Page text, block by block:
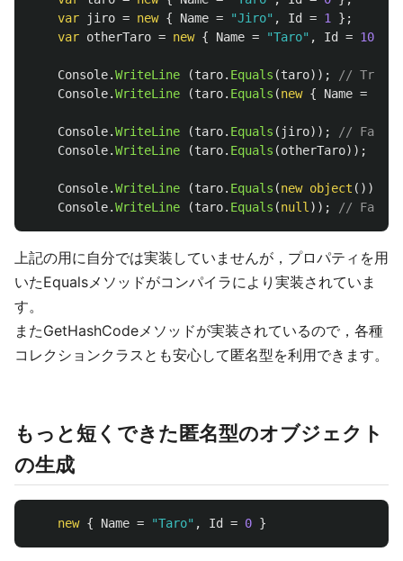
var
jiro = new { Name = "Jiro" , Id = 1
};
var otherTaro = new { Name = "Taro" , Id = 100
Console.WriteLine (taro. Equals (taro));
// True
Console.WriteLine (taro. Equals (new { Name =
Console.WriteLine (taro. Equals ( jiro));
// False
Console.WriteLine (taro. Equals (otherTaro));
Console.WriteLine (taro. Equals (new object ()));
Console.WriteLine (taro. Equals (null )); // False
上記の用に自分では実装していませんが，プロパティを用
いたEqualsメソッドがコンパイラにより実装されていま
す。
またGetHashCodeメソッドが実装されているので，各種
コレクションクラスとも安心して匿名型を利用できます。
もっと短くできた匿名型のオブジェクト
の生成
new { Name = "Taro" , Id = 0 }